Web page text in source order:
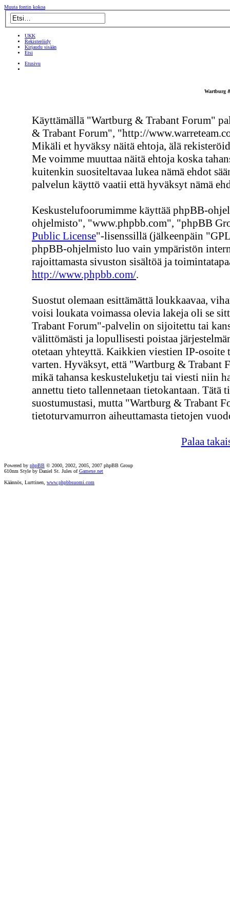
Muuta fontin kokoa
UKK
Rekisteröidy
Kirjaudu sisään
Etsi
Etusivu
Wartburg
Käyttämällä "Wartburg & Trabant Forum"
& Trabant Forum", "http://
Mikäli et hyväksy näitä ehtoja, älä
Me voimme muuttaa näitä ehtoja koska
kuitenkin suositeltavaa lukea nämä ehdot
palvelun käyttö vaatii että hyväksyt nämä
Keskustelufoorumimme käyttää phpBB-
ohjelmisto", "www.phpbb.com", "phpBB
Public License"-lisenssillä (jälkeenpäin
phpBB-ohjelmisto luo vain ympäristön
rajoittamasta sivuston sisältöä ja
http://www.phpbb.com/.
Suostut olemaan esittämättä loukkaavaa,
voisi loukata voimassa olevia lakeja oli se
Trabant Forum"-palvelin on sijoitettu tai
välittömästi ja lopullisesti poistaa
otetaan yhteyttä. Kaikkien viestien IP-osoite
varten. Hyväksyt, että "Wartburg & Trabant
mikä tahansa keskusteluketju tai viesti niin
annettu tieto tallennetaan tietokantaan. Tätä
suostumustasi, mutta "Wartburg & Trabant
tietoturvamurron aiheuttamasta tietojen
Palaa
Powered by phpBB © 2000, 2002, 2005, 2007 phpBB Group
610nm Style by Daniel St. Jules ofGamexe.net
Käännös, Lurttinen, www.phpbbsuomi.com